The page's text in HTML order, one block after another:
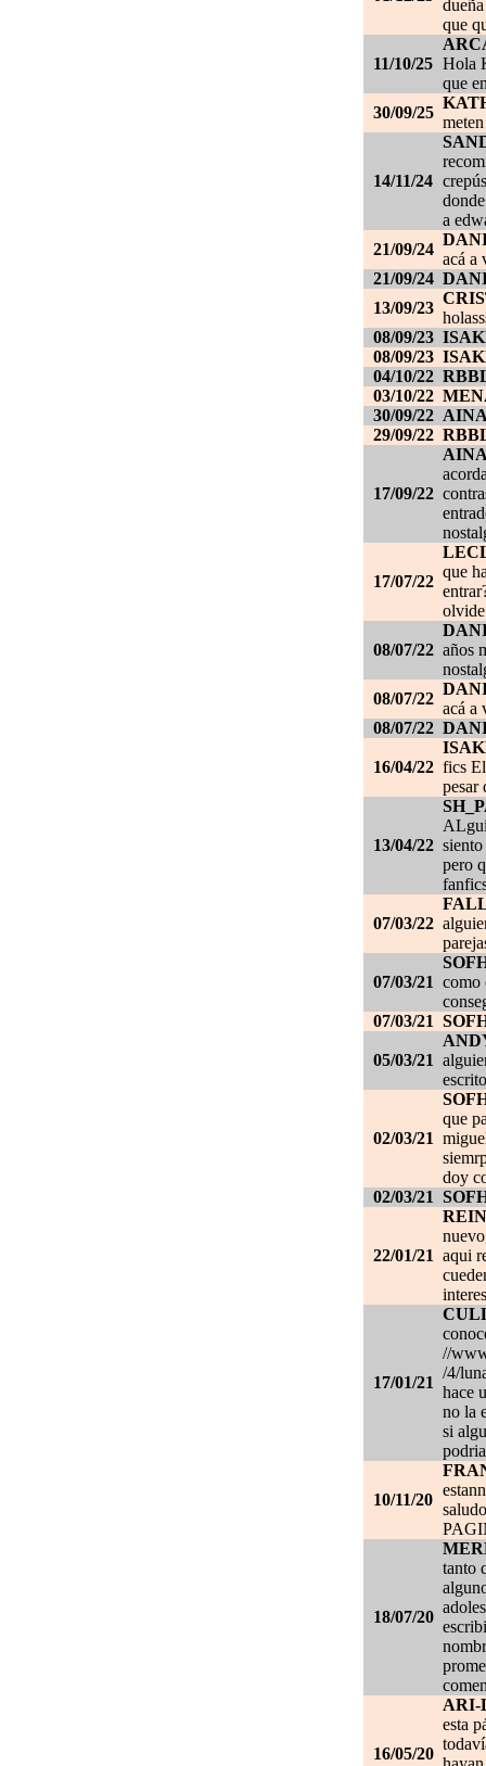
que
11/10/25 Hola
que
30/09/25
14/11/24
a
21/09/24
acá a
21/09/24
13/09/23
08/09/23
08/09/23
04/10/22
03/10/22
30/09/22
29/09/22
17/09/22
17/07/22
que
08/07/22 años
08/07/22
acá a
08/07/22
16/04/22 fics
pesar
13/04/22
pero
07/03/22
07/03/21 como
07/03/21
05/03/21
02/03/21
que
doy
02/03/21
22/01/21 aqui
17/01/21
//
/4/
hace
no la
si
10/11/20
18/07/20
tanto
16/05/20
ARI-
esta